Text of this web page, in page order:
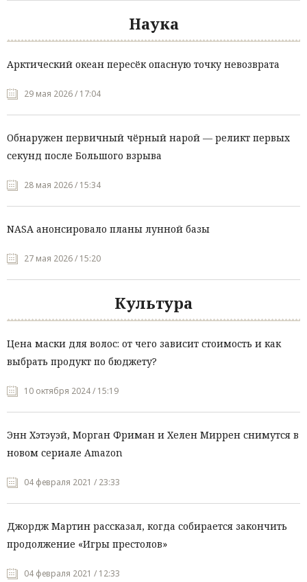
Наука
Арктический океан пересёк опасную точку невозврата
29 мая 2026 / 17:04
Обнаружен первичный чёрный нарой — реликт первых
секунд после Большого взрыва
28 мая 2026 / 15:34
NASA анонсировало планы лунной базы
27 мая 2026 / 15:20
Культура
Цена маски для волос: от чего зависит стоимость и как
выбрать продукт по бюджету?
10 октября 2024 / 15:19
Энн Хэтэуэй, Морган Фриман и Хелен Миррен снимутся в
новом сериале Amazon
04 февраля 2021 / 23:33
Джордж Мартин рассказал, когда собирается закончить
продолжение «Игры престолов»
04 февраля 2021 / 12:33